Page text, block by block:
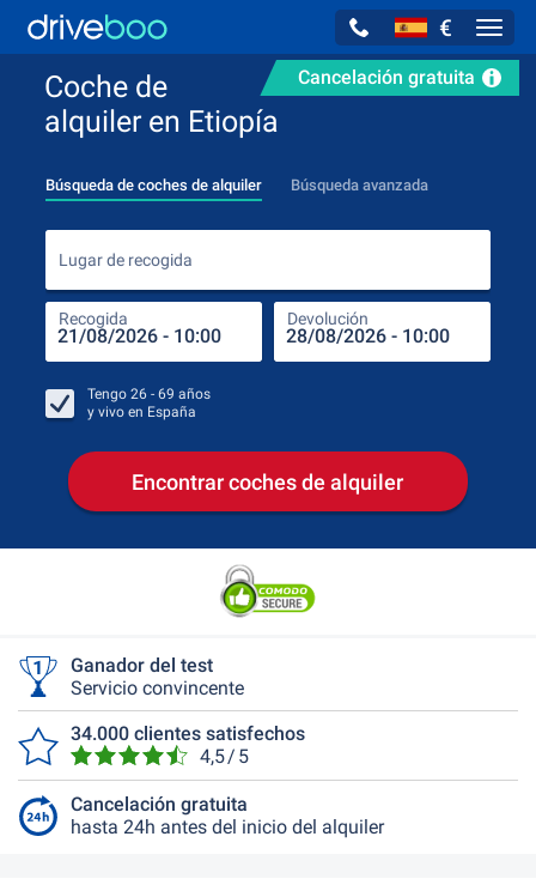
€
Cancelación gratuita
Coche de
alquiler en Etiopía
Búsqueda de coches de alquiler Búsqueda avanzada
Lugar de recogida
Recogida Devolución
Tengo 26 - 69 años
y vivo en España
Encontrar coches de alquiler
Ganador del test
Servicio convincente
34.000 clientes satisfechos
4,5 / 5
Cancelación gratuita
hasta 24h antes del inicio del alquiler